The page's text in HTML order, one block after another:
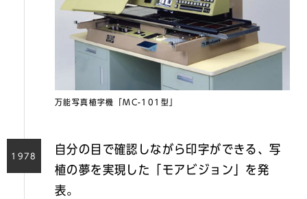
万能写真植字機「MC-101型」
1978
自分の目で確認しながら印字ができる、写
植の夢を実現した「モアビジョン」を発
表。